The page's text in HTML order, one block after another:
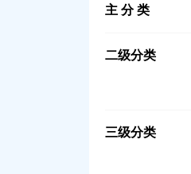
主 分 类
二级分类
三级分类